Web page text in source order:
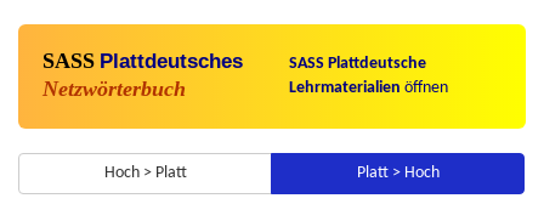
SASS Plattdeutsches
Netzwörterbuch
SASS Plattdeutsche
Lehrmaterialien öffnen
Hoch > Platt Platt > Hoch